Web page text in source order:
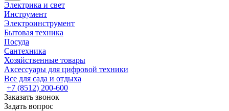
Электрика и свет
Инструмент
Электроинструмент
Бытовая техника
Посуда
Сантехника
Хозяйственные товары
Аксессуары для цифровой техники
Все для сада и отдыха
+7 (8512) 200-600
Заказать звонок
Задать вопрос